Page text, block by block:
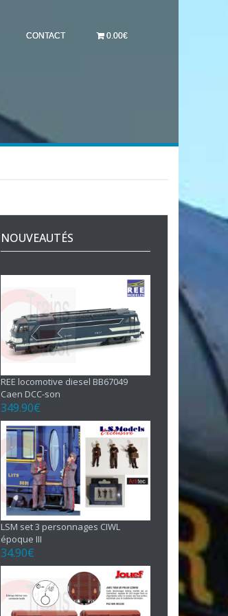
CONTACT 0.00€
NOUVEAUTÉS
REE locomotive diesel BB67049
Caen DCC-son
349.90€
LSM set 3 personnages CIWL
époque III
34.90€